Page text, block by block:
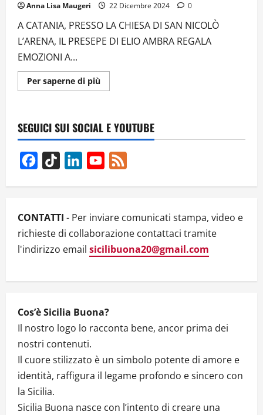
Anna Lisa Maugeri 22 Dicembre 2024 0
A CATANIA, PRESSO LA CHIESA DI SAN NICOLÒ
L’ARENA, IL PRESEPE DI ELIO AMBRA REGALA
EMOZIONI A...
Per saperne di piùUlteriori
informazioni
PRESEPE
DI
ELIO
PASSIONE
E
DEDIZIONE
FEDE,
E
CONTEMPORANEITÀ
VIDEO
SEGUICI SUI SOCIAL E YOUTUBE
Facebook
TikTok LinkedInYouTube
CONTATTI - Per inviare comunicati stampa, video e
richieste di collaborazione contattaci tramite
l'indirizzo email sicilibuona20@gmail.com
Cos’è Sicilia Buona?
Il nostro logo lo racconta bene, ancor prima dei
nostri contenuti.
Il cuore stilizzato è un simbolo potente di amore e
identità, raffigura il legame profondo e sincero con
la Sicilia.
Sicilia Buona nasce con l’intento di creare una